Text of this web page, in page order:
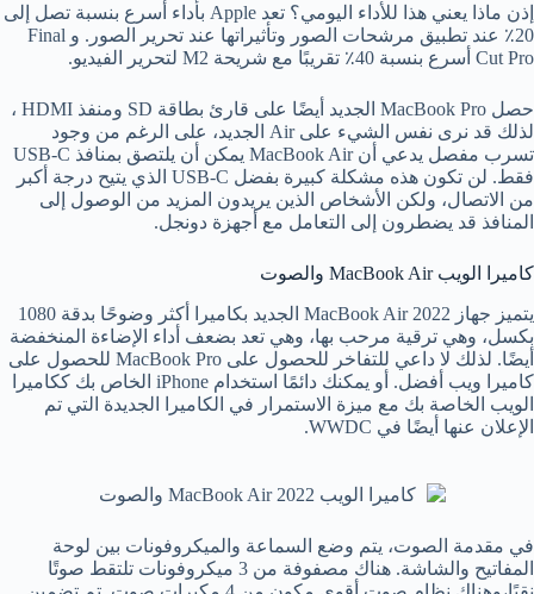
إذن ماذا يعني هذا للأداء اليومي؟ تعد Apple بأداء أسرع بنسبة تصل إلى
20٪ عند تطبيق مرشحات الصور وتأثيراتها عند تحرير الصور. و Final
Cut Pro أسرع بنسبة 40٪ تقريبًا مع شريحة M2 لتحرير الفيديو.
حصل MacBook Pro الجديد أيضًا على قارئ بطاقة SD ومنفذ HDMI ،
لذلك قد نرى نفس الشيء على Air الجديد، على الرغم من وجود
تسرب مفصل يدعي أن MacBook Air يمكن أن يلتصق بمنافذ USB-C
فقط. لن تكون هذه مشكلة كبيرة بفضل USB-C الذي يتيح درجة أكبر
من الاتصال، ولكن الأشخاص الذين يريدون المزيد من الوصول إلى
المنافذ قد يضطرون إلى التعامل مع أجهزة دونجل.
كاميرا الويب MacBook Air والصوت
يتميز جهاز MacBook Air 2022 الجديد بكاميرا أكثر وضوحًا بدقة 1080
بكسل، وهي ترقية مرحب بها، وهي تعد بضعف أداء الإضاءة المنخفضة
أيضًا. لذلك لا داعي للتفاخر للحصول على MacBook Pro للحصول على
كاميرا ويب أفضل. أو يمكنك دائمًا استخدام iPhone الخاص بك ككاميرا
الويب الخاصة بك مع ميزة الاستمرار في الكاميرا الجديدة التي تم
الإعلان عنها أيضًا في WWDC.
في مقدمة الصوت، يتم وضع السماعة والميكروفونات بين لوحة
المفاتيح والشاشة. هناك مصفوفة من 3 ميكروفونات تلتقط صوتًا